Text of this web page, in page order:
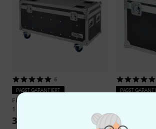
6
PASST GARANTIERT
Flyht Pro
1
389 €
PASST
189 €